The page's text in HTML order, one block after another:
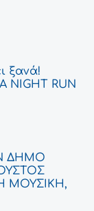
ξανά!
NIGHT RUN
ΔΗΜΟ
ΜΟΥΣΙΚΗ,